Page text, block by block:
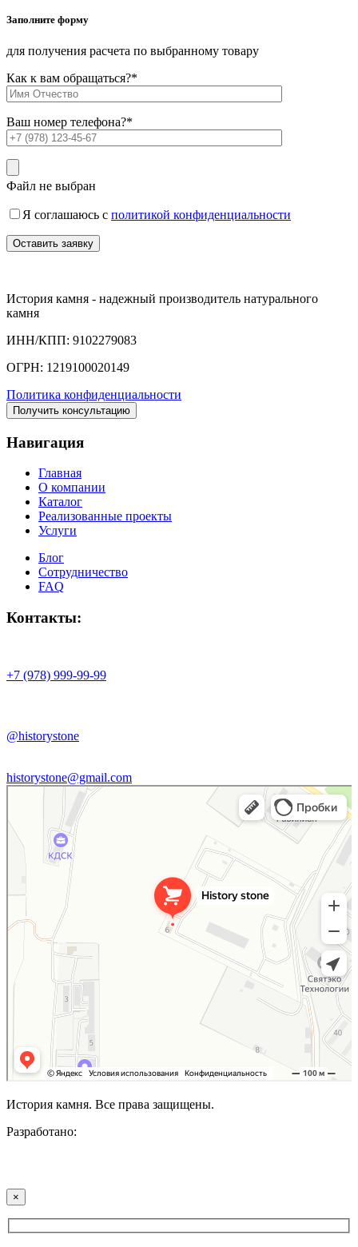
Заполните форму
для получения расчета по выбранному товару
Как к вам обращаться?*
Ваш номер телефона?*
Файл не выбран
Я соглашаюсь с политикой конфиденциальности
История камня - надежный производитель натурального
камня
ИНН/КПП: 9102279083
ОГРН: 1219100020149
Политика конфиденциальности
Получить консультацию
Навигация
Главная
О компании
Каталог
Реализованные проекты
Услуги
Блог
Сотрудничество
FAQ
Контакты:
+7 (978) 999-99-99
@historystone
historystone@gmail.com
History stone
Изделия из камня в Республике Крым
История камня. Все права защищены.
Разработано:
×